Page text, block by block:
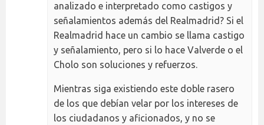
analizado e interpretado como castigos y
señalamientos además del Realmadrid? Si el
Realmadrid hace un cambio se llama castigo
y señalamiento, pero si lo hace Valverde o el
Cholo son soluciones y refuerzos.
Mientras siga existiendo este doble rasero
de los que debían velar por los intereses de
los ciudadanos y aficionados, y no se